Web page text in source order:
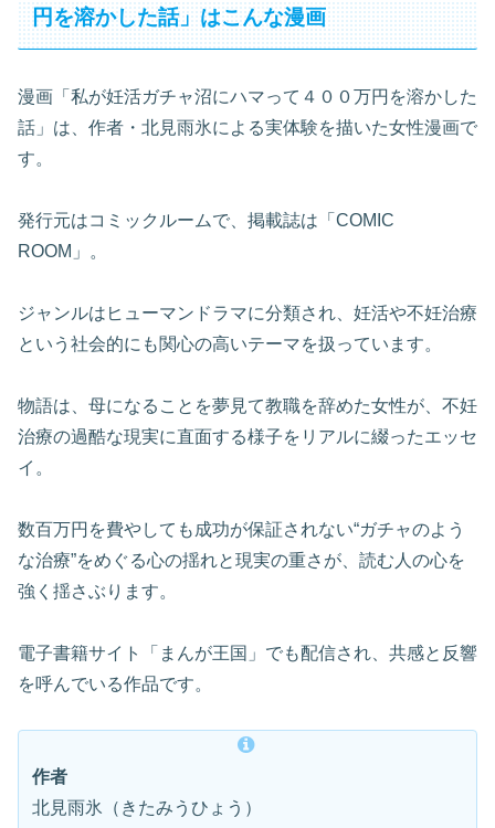
円を溶かした話」はこんな漫画
漫画「私が妊活ガチャ沼にハマって４００万円を溶かした
話」は、作者・北見雨氷による実体験を描いた女性漫画で
す。
発行元はコミックルームで、掲載誌は「COMIC
ROOM」。
ジャンルはヒューマンドラマに分類され、妊活や不妊治療
という社会的にも関心の高いテーマを扱っています。
物語は、母になることを夢見て教職を辞めた女性が、不妊
治療の過酷な現実に直面する様子をリアルに綴ったエッセ
イ。
数百万円を費やしても成功が保証されない“ガチャのよう
な治療”をめぐる心の揺れと現実の重さが、読む人の心を
強く揺さぶります。
電子書籍サイト「まんが王国」でも配信され、共感と反響
を呼んでいる作品です。
作者
北見雨氷（きたみうひょう）